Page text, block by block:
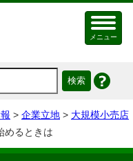
メニュー
> 企業立地 > 大規模小売店
めるときは